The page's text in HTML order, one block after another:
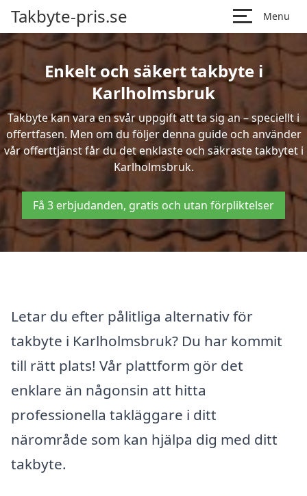
Takbyte-pris.se Menu
Enkelt och säkert takbyte i
Karlholmsbruk
Takbyte kan vara en svår uppgift att ta sig an – speciellt i
offertfasen. Men om du följer denna guide och använder
vår offerttjänst får du det enklaste och säkraste takbytet i
Karlholmsbruk.
Få 3 erbjudanden, gratis och utan förpliktelser
Letar du efter pålitliga alternativ för
takbyte i Karlholmsbruk? Du har kommit
till rätt plats! Vår plattform gör det
enklare än någonsin att hitta
professionella takläggare i ditt
närområde som kan hjälpa dig med ditt
takbyte.